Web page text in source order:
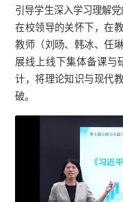
引导学生深入学习理解党
在校领导的关怀下，在
教师（刘旸、韩冰、任
展线上线下集体备课与
计，将理论知识与现代
破。